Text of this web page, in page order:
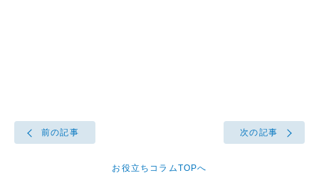
前の記事
お役立ちコラムTOPへ
次の記事